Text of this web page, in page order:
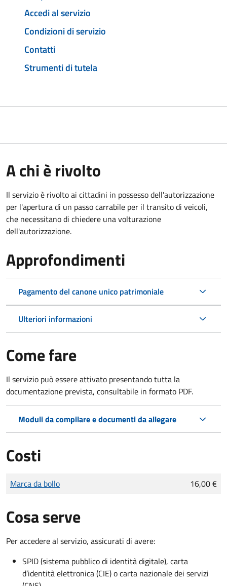
Accedi al servizio
Condizioni di servizio
Contatti
Strumenti di tutela
A chi è rivolto
Il servizio è rivolto ai cittadini in possesso dell'autorizzazione
per l'apertura di un passo carrabile per il transito di veicoli,
che necessitano di chiedere una volturazione
dell'autorizzazione.
Approfondimenti
Pagamento del canone unico patrimoniale
Ulteriori informazioni
Come fare
Il servizio può essere attivato presentando tutta la
documentazione prevista, consultabile in formato PDF.
Moduli da compilare e documenti da allegare
Costi
Tipo di pagamento
Importo
Marca da bollo 16,00 €
Cosa serve
Per accedere al servizio, assicurati di avere:
SPID (sistema pubblico di identità digitale), carta
d’identità elettronica (CIE) o carta nazionale dei servizi